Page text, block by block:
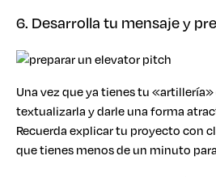
6. Desarrolla tu mensaje y
Una vez que ya tienes tu
textualizarla y darle una forma
Recuerda explicar tu proyecto con
que tienes menos de un minuto